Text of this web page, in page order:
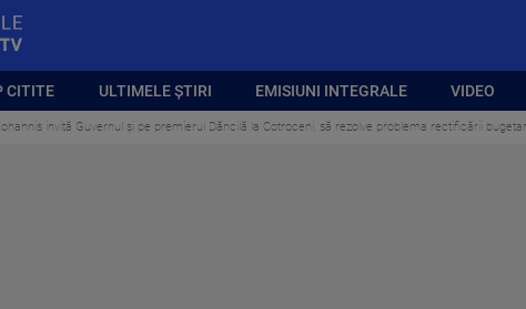
CITITE ULTIMELE ȘTIRI EMISIUNI INTEGRALE VIDEO
invită Guvernul și pe premierul Dăncilă la Cotroceni, să rezolve problema rectificării